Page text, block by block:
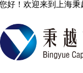
好！欢迎来到上海